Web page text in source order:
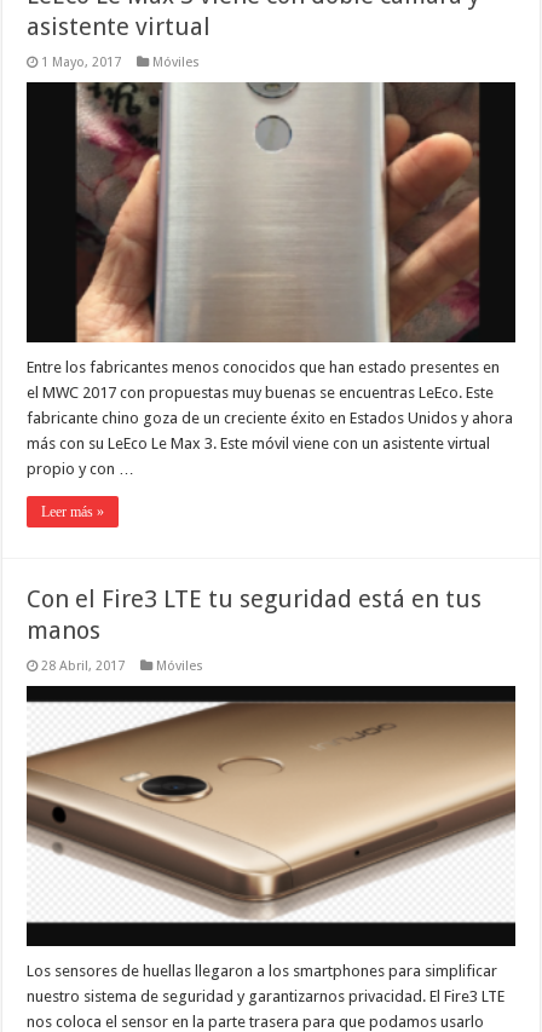
asistente virtual
1 Mayo, 2017 Móviles
Entre los fabricantes menos conocidos que han estado presentes en
el MWC 2017 con propuestas muy buenas se encuentras LeEco. Este
fabricante chino goza de un creciente éxito en Estados Unidos y ahora
más con su LeEco Le Max 3. Este móvil viene con un asistente virtual
propio y con …
Leer más »
Con el Fire3 LTE tu seguridad está en tus
manos
28 Abril, 2017 Móviles
Los sensores de huellas llegaron a los smartphones para simplificar
nuestro sistema de seguridad y garantizarnos privacidad. El Fire3 LTE
nos coloca el sensor en la parte trasera para que podamos usarlo